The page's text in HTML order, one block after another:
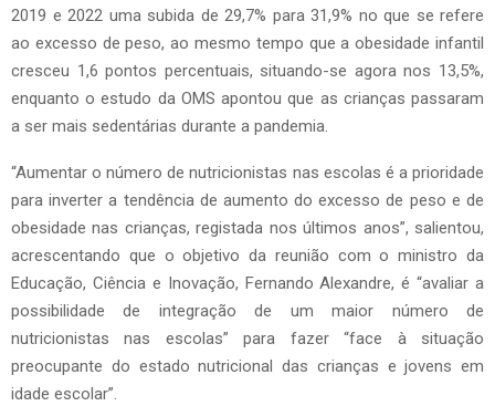
2019 e 2022 uma subida de 29,7% para 31,9% no que se refere
ao excesso de peso, ao mesmo tempo que a obesidade infantil
cresceu 1,6 pontos percentuais, situando-se agora nos 13,5%,
enquanto o estudo da OMS apontou que as crianças passaram
a ser mais sedentárias durante a pandemia.
“Aumentar o número de nutricionistas nas escolas é a prioridade
para inverter a tendência de aumento do excesso de peso e de
obesidade nas crianças, registada nos últimos anos”, salientou,
acrescentando que o objetivo da reunião com o ministro da
Educação, Ciência e Inovação, Fernando Alexandre, é “avaliar a
possibilidade de integração de um maior número de
nutricionistas nas escolas” para fazer “face à situação
preocupante do estado nutricional das crianças e jovens em
idade escolar”.